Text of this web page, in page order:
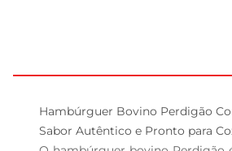
Hambúrguer Bovino Perdigão
Sabor Autêntico e Pronto para